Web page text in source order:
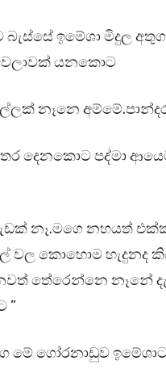
බැස්සේ ඉමේශා මිදුල
යනකොට
නෑනෙ
දෙනකොට පද්මා
නෑ.මගෙ නහයත්
වල කොහොම හැදුනද
තේරෙන්නෙ නෑනේ
”
මේ ගෝරනාඩුව